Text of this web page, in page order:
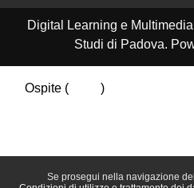
Se prosegui nella navigazione
Digital Learning e
Studi di Padova.
Ospite (
)